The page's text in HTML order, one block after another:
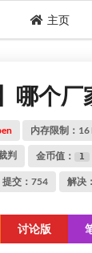
主页
哪个厂
内存限制： 16
判 金币值： 1
提交：754 解决
讨论版